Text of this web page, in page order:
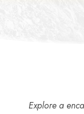
CONTACTO
Explore a